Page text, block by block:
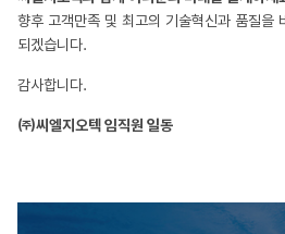
향후 고객만족 및 최고의 기술혁신과 품질을
되겠습니다.
감사합니다.
㈜씨엘지오텍 임직원 일동